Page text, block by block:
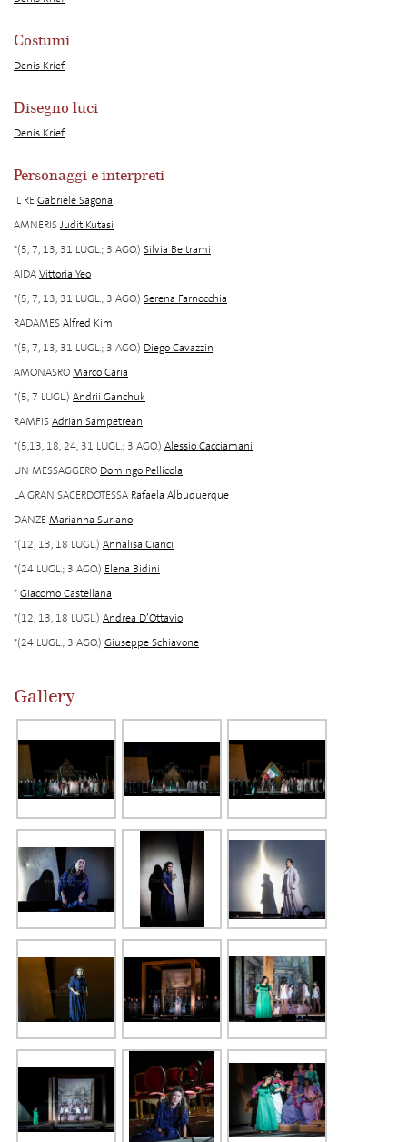
Costumi
Denis Krief
Disegno luci
Denis Krief
Personaggi e interpreti
IL REGabriele Sagona
AMNERISJudit Kutasi
*(5, 7, 13, 31 LUGL.; 3 AGO.) Silvia Beltrami
AIDAVittoria Yeo
*(5, 7, 13, 31 LUGL.; 3 AGO.) Serena Farnocchia
RADAMESAlfred Kim
*(5, 7, 13, 31 LUGL.; 3 AGO.) Diego Cavazzin
AMONASROMarco Caria
*(5, 7 LUGL.) Andrii Ganchuk
RAMFISAdrian Sampetrean
*(5,13, 18, 24, 31 LUGL.; 3 AGO.) Alessio Cacciamani
UN MESSAGGERO Domingo Pellicola
LA GRAN SACERDOTESSA Rafaela Albuquerque
DANZEMarianna Suriano
*(12, 13, 18 LUGL.) Annalisa Cianci
*(24 LUGL.; 3 AGO.) Elena Bidini
*Giacomo Castellana
*(12, 13, 18 LUGL.) Andrea D’Ottavio
*(24 LUGL.; 3 AGO.) Giuseppe Schiavone
Gallery